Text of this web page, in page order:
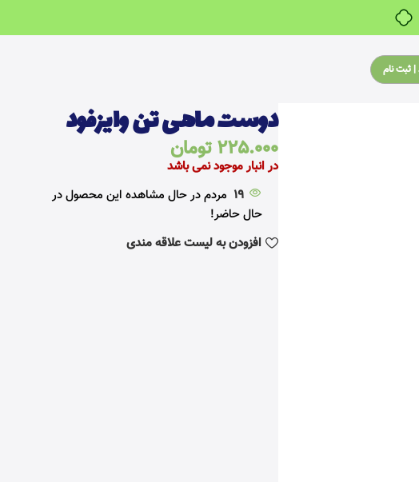
| ثبت نام
دوست ماهی تن وایزفود
225.000 تومان
در انبار موجود نمی باشد
19 مردم در حال مشاهده این محصول در
حال حاضر!
افزودن به لیست علاقه مندی